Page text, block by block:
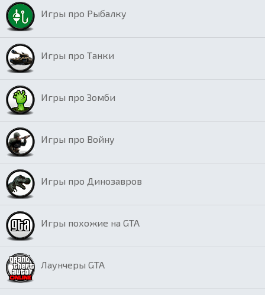
Игры про Рыбалку
Игры про Танки
Игры про Зомби
Игры про Войну
Игры про Динозавров
Игры похожие на GTA
Лаунчеры GTA